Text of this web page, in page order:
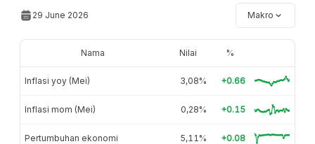
29 June 2026 Makro
Nama Nilai %
Inflasi yoy (Mei) 3,08% +0.66
Inflasi mom (Mei) 0,28% +0.15
Pertumbuhan ekonomi 5,11% +0.08